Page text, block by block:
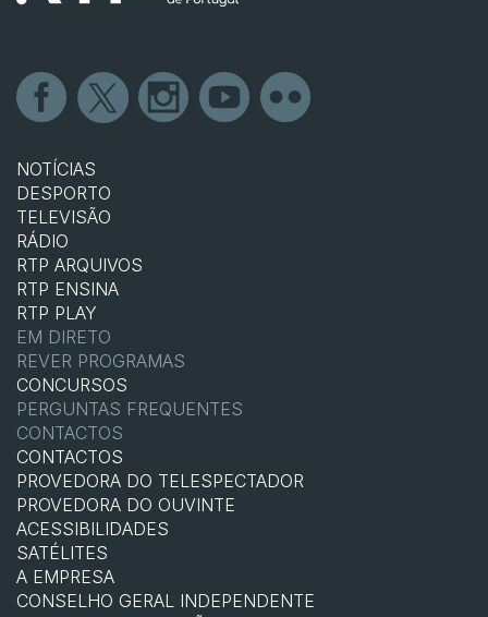
NOTÍCIAS
DESPORTO
TELEVISÃO
RÁDIO
RTP ARQUIVOS
RTP ENSINA
RTP PLAY
EM DIRETO
REVER PROGRAMAS
CONCURSOS
PERGUNTAS FREQUENTES
CONTACTOS
CONTACTOS
PROVEDORA DO TELESPECTADOR
PROVEDORA DO OUVINTE
ACESSIBILIDADES
SATÉLITES
A EMPRESA
CONSELHO GERAL INDEPENDENTE